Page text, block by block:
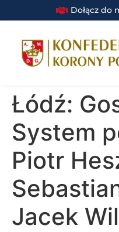
Dołącz do
Łódź:
System
Piotr
Jacek